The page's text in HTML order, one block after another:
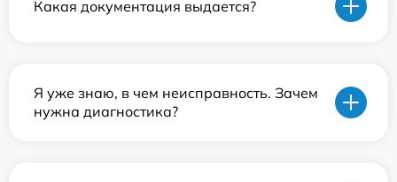
Какая документация выдается?
Я уже знаю, в чем неисправность. Зачем
нужна диагностика?